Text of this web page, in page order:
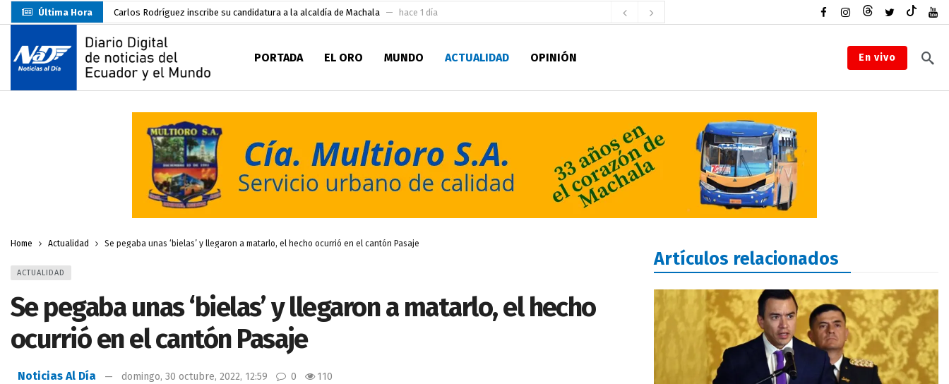
Última Hora Carlos Rodríguez inscribe su candidatura a la alcaldía de Machala hace 1 día
Carlos Carrión Figueroa, Premio Nacional de Literatura Eugenio Espejo
Incendio en local de comidas fue extinguido por personal de Bomberos Machala hace 1 día
Presentación de Candidaturas de las Elecciones Seccionales 2027
UTMACH inicia pruebas de admisión para 7.467 aspirantes
Santa Rosa inició sus fiestas patronales con un multitudinario pregón lleno de color y tradición
Machala fue sede del acuerdo nacional para proyectar a las prefecturas en la cooperación internacional hace 2 días
Carlos Rodríguez presentó documentación certificada para su inscripción a la alcaldía de Machala hace 2 horas
PORTADA EL ORO MUNDO ACTUALIDAD OPINIÓN En vivo
Home Actualidad Se pegaba unas ‘bielas’ y llegaron a matarlo, el hecho ocurrió en el cantón Pasaje
ACTUALIDAD
Se pegaba unas ‘bielas’ y llegaron a matarlo, el hecho
ocurrió en el cantón Pasaje
Noticias Al Día domingo, 30 octubre, 2022, 12:59 0 110
Artículos relacionados